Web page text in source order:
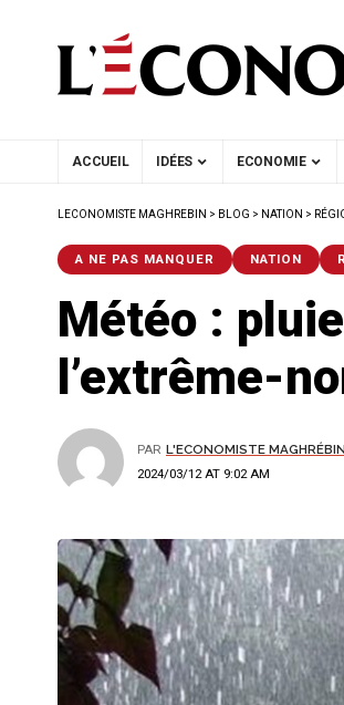
ACCUEIL IDÉES ECONOMIE
LECONOMISTE MAGHREBIN > BLOG > NATION >
A NE PAS MANQUER NATION
Météo :
l’extrême-
2024/03/12 AT 9:02 AM
PAR L'ECONOMISTE MAGHRÉBIN